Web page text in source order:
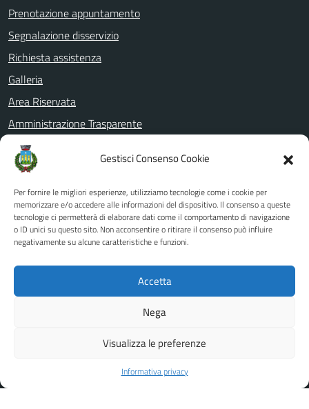
Gestisci Consenso Cookie
Per fornire le migliori esperienze, utilizziamo tecnologie come i cookie per
memorizzare e/o accedere alle informazioni del dispositivo. Il consenso a queste
tecnologie ci permetterà di elaborare dati come il comportamento di navigazione
o ID unici su questo sito. Non acconsentire o ritirare il consenso può influire
negativamente su alcune caratteristiche e funzioni.
Accetta
Nega
Visualizza le preferenze
Informativa privacy
Prenotazione appuntamento
Segnalazione disservizio
Richiesta assistenza
Galleria
Area Riservata
Amministrazione Trasparente
Informativa privacy
Note legali
Dichiarazione di accessibilità
Whistleblowing
PagoPa